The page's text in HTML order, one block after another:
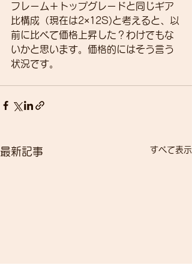
フレーム＋トップグレードと同じギア
比構成（現在は2×12S)と考えると、以
前に比べて価格上昇した？わけでもな
いかと思います。価格的にはそう言う
状況です。
最新記事 すべて表示